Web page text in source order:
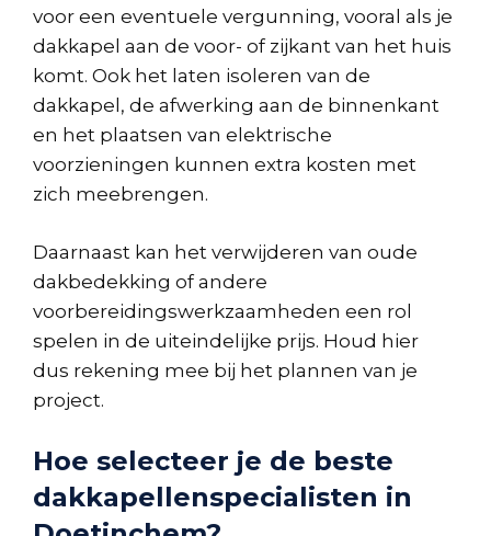
voor een eventuele vergunning, vooral als je
dakkapel aan de voor- of zijkant van het huis
komt. Ook het laten isoleren van de
dakkapel, de afwerking aan de binnenkant
en het plaatsen van elektrische
voorzieningen kunnen extra kosten met
zich meebrengen.
Daarnaast kan het verwijderen van oude
dakbedekking of andere
voorbereidingswerkzaamheden een rol
spelen in de uiteindelijke prijs. Houd hier
dus rekening mee bij het plannen van je
project.
Hoe selecteer je de beste
dakkapellenspecialisten in